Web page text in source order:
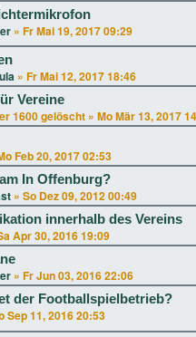
» Fr Mai 19, 2017 09:29
» Fr Mai 12, 2017 18:46
Vereine
1600 gelöscht » Mo Mär 13, 2017
Feb 20, 2017 02:53
In Offenburg?
» So Dez 09, 2012 00:49
innerhalb des Vereins
Apr 30, 2016 19:09
» Fr Jun 03, 2016 22:06
der Footballspielbetrieb?
Sep 11, 2016 20:53